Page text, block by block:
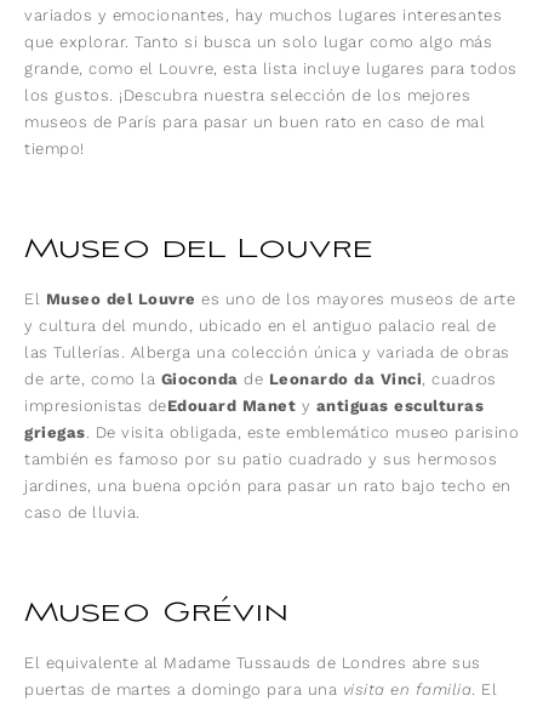
variados y emocionantes, hay muchos lugares interesantes
que explorar. Tanto si busca un solo lugar como algo más
grande, como el Louvre, esta lista incluye lugares para todos
los gustos. ¡Descubra nuestra selección de los mejores
museos de París para pasar un buen rato en caso de mal
tiempo!
Museo del Louvre
El Museo del Louvre es uno de los mayores museos de arte
y cultura del mundo, ubicado en el antiguo palacio real de
las Tullerías. Alberga una colección única y variada de obras
de arte, como la Gioconda de Leonardo da Vinci, cuadros
impresionistas deEdouard Manet y antiguas esculturas
griegas. De visita obligada, este emblemático museo parisino
también es famoso por su patio cuadrado y sus hermosos
jardines, una buena opción para pasar un rato bajo techo en
caso de lluvia.
Museo Grévin
El equivalente al Madame Tussauds de Londres abre sus
puertas de martes a domingo para una visita en familia. El